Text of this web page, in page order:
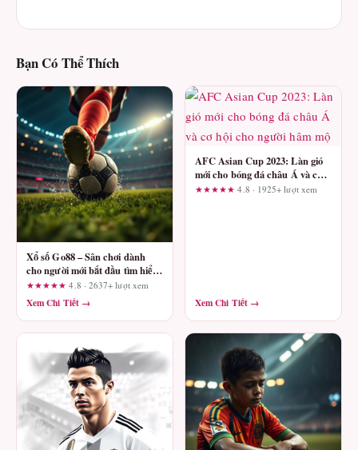
Bạn Có Thể Thích
Xổ số Go88 – Sân chơi dành
cho người mới bắt đầu tìm hiểu
nhà cái
★★★★★4.8 · 2637+ lượt xem
Xem Chi Tiết →
AFC Asian Cup 2023: Làn gió
mới cho bóng đá châu Á và cơ
hội cho người hâm mộ
★★★★★4.8 · 1925+ lượt xem
Xem Chi Tiết →